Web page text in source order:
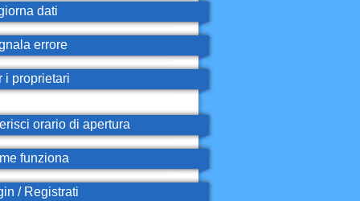
dati
errore
i proprietari
orario di apertura
funziona
/ Registrati